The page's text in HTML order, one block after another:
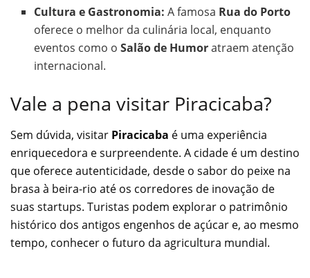
Cultura e Gastronomia: A famosa Rua do Porto
oferece o melhor da culinária local, enquanto
eventos como oSalão de Humoratraem atenção
internacional.
Vale a pena visitar Piracicaba?
Sem dúvida, visitar Piracicaba é uma experiência
enriquecedora e surpreendente. A cidade é um destino
que oferece autenticidade, desde o sabor do peixe na
brasa à beira-rio até os corredores de inovação de
suas startups. Turistas podem explorar o patrimônio
histórico dos antigos engenhos de açúcar e, ao mesmo
tempo, conhecer o futuro da agricultura mundial.